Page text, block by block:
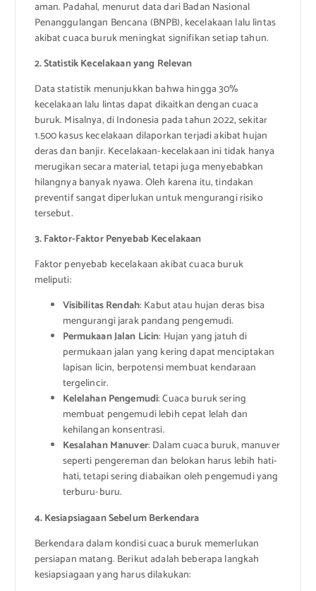
aman. Padahal, menurut data dari Badan Nasional
Penanggulangan Bencana (BNPB), kecelakaan lalu lintas
akibat cuaca buruk meningkat signifikan setiap tahun.
2. Statistik Kecelakaan yang Relevan
Data statistik menunjukkan bahwa hingga 30%
kecelakaan lalu lintas dapat dikaitkan dengan cuaca
buruk. Misalnya, di Indonesia pada tahun 2022, sekitar
1.500 kasus kecelakaan dilaporkan terjadi akibat hujan
deras dan banjir. Kecelakaan-kecelakaan ini tidak hanya
merugikan secara material, tetapi juga menyebabkan
hilangnya banyak nyawa. Oleh karena itu, tindakan
preventif sangat diperlukan untuk mengurangi risiko
tersebut.
3. Faktor-Faktor Penyebab Kecelakaan
Faktor penyebab kecelakaan akibat cuaca buruk
meliputi:
Visibilitas Rendah: Kabut atau hujan deras bisa
mengurangi jarak pandang pengemudi.
Permukaan Jalan Licin: Hujan yang jatuh di
permukaan jalan yang kering dapat menciptakan
lapisan licin, berpotensi membuat kendaraan
tergelincir.
Kelelahan Pengemudi: Cuaca buruk sering
membuat pengemudi lebih cepat lelah dan
kehilangan konsentrasi.
Kesalahan Manuver: Dalam cuaca buruk, manuver
seperti pengereman dan belokan harus lebih hati-
hati, tetapi sering diabaikan oleh pengemudi yang
terburu-buru.
4. Kesiapsiagaan Sebelum Berkendara
Berkendara dalam kondisi cuaca buruk memerlukan
persiapan matang. Berikut adalah beberapa langkah
kesiapsiagaan yang harus dilakukan: